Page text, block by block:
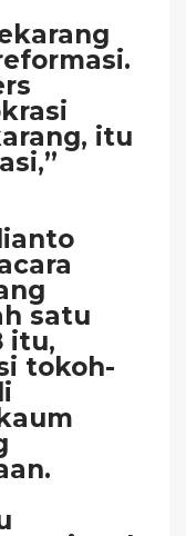
itu
satu
itu,
tokoh-